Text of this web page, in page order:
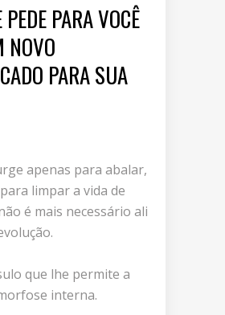
PARA VOCÊ
NOVO
PARA SUA
apenas para abalar,
limpar a vida de
é mais necessário ali
que lhe permite a
interna.